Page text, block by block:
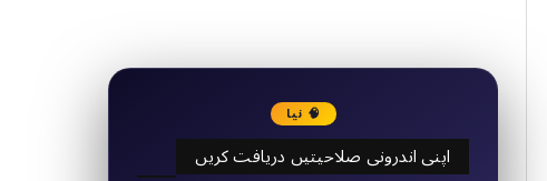
🧠 نیا
اپنی اندرونی صلاحیتیں دریافت کریں